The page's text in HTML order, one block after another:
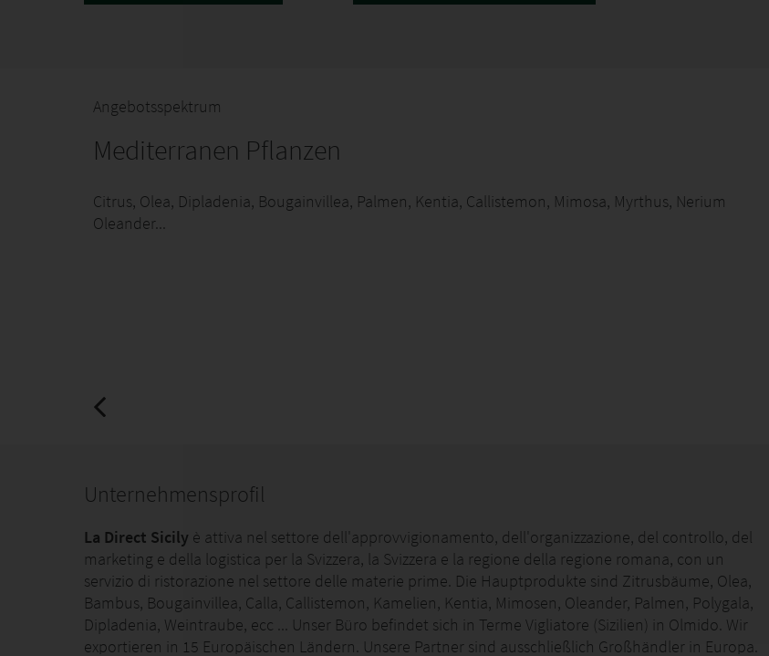
Angebotsspektrum
Mediterranen Pflanzen
Citrus, Olea, Dipladenia, Bougainvillea, Palmen, Kentia, Callistemon, Mimosa, Myrthus, Nerium
Oleander...
Unternehmensprofil
La Direct Sicily è attiva nel settore dell'approvvigionamento, dell'organizzazione, del controllo, del
marketing e della logistica per la Svizzera, la Svizzera e la regione della regione romana, con un
servizio di ristorazione nel settore delle materie prime. Die Hauptprodukte sind Zitrusbäume, Olea,
Bambus, Bougainvillea, Calla, Callistemon, Kamelien, Kentia, Mimosen, Oleander, Palmen, Polygala,
Dipladenia, Weintraube, ecc ... Unser Büro befindet sich in Terme Vigliatore (Sizilien) in Olmido. Wir
exportieren in 15 Europäischen Ländern. Unsere Partner sind ausschließlich Großhändler in Europa.